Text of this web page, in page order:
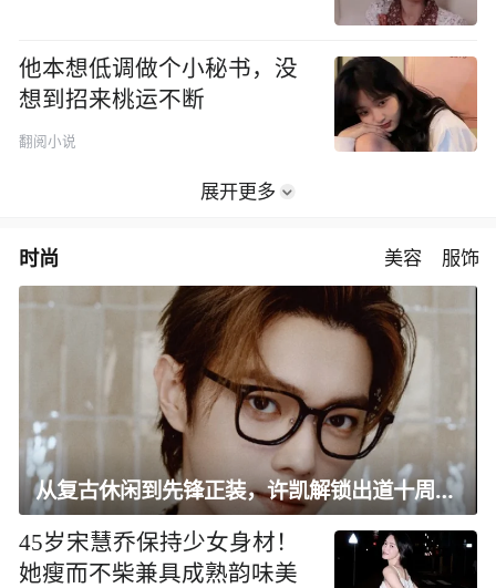
他本想低调做个小秘书，没
想到招来桃运不断
翻阅小说
展开更多
时尚 美容 服饰
从复古休闲到先锋正装，许凯解锁出道十周年大片
45岁宋慧乔保持少女身材！
她瘦而不柴兼具成熟韵味美